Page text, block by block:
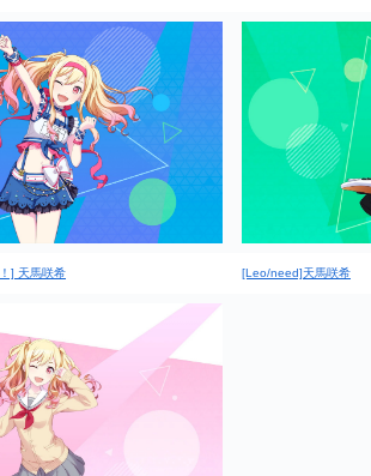
] 天馬咲希 [Leo/need]天馬咲希